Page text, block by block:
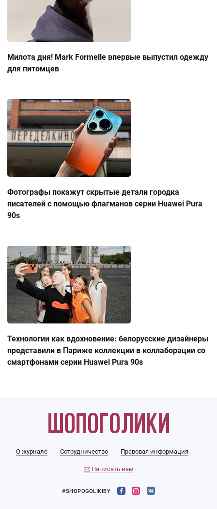
Милота дня! Mark Formelle впервые выпустил одежду
для питомцев
Фотографы покажут скрытые детали городка
писателей с помощью флагманов серии Huawei Pura
90s
Технологии как вдохновение: белорусские дизайнеры
представили в Париже коллекции в коллаборации со
смартфонами серии Huawei Pura 90s
О журнале Сотрудничество Правовая информация
Написать нам
#SHOPOGOLIKIBY